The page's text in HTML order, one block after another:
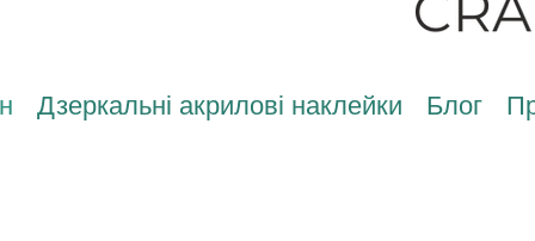
Дзеркальні акрилові наклейки Блог